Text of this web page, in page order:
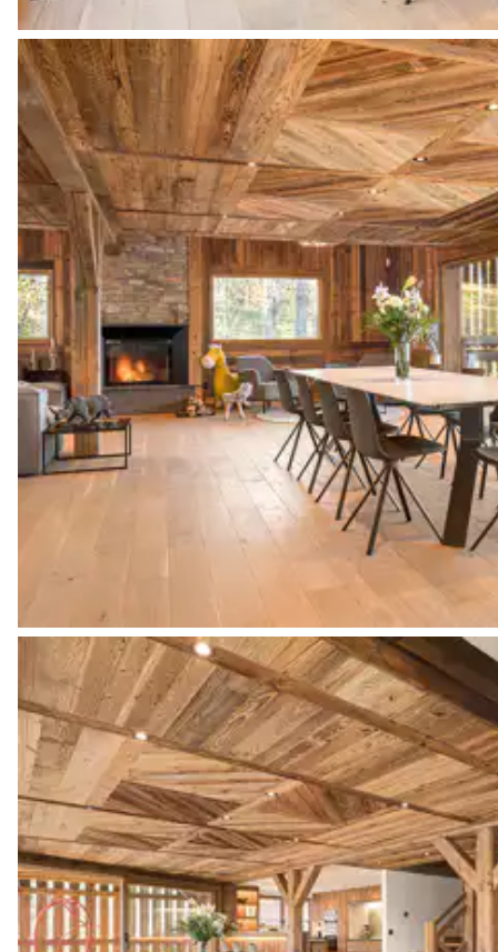
Salon 2
Système son
Bar
Cheminée
3Canapés
Bibliothèque
Buanderie 1
Machine à laver
Fer à repasser
Sèche linge
Table à repasser
Suite familiale 1
Vue panoramique sur les montagnes
Coffre-fort
Balcon
Lit double (2 lits simples)
Lits superposés Suite Familiale 1